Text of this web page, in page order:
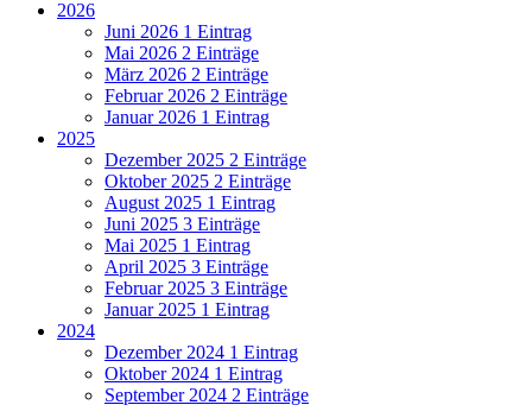
2026
Juni 2026 1 Eintrag
Mai 2026 2 Einträge
März 2026 2 Einträge
Februar 2026 2 Einträge
Januar 2026 1 Eintrag
2025
Dezember 2025 2 Einträge
Oktober 2025 2 Einträge
August 2025 1 Eintrag
Juni 2025 3 Einträge
Mai 2025 1 Eintrag
April 2025 3 Einträge
Februar 2025 3 Einträge
Januar 2025 1 Eintrag
2024
Dezember 2024 1 Eintrag
Oktober 2024 1 Eintrag
September 2024 2 Einträge